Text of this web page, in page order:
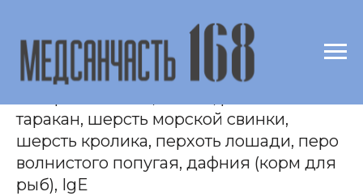
Бытовые аллергены, панель 2 (8
таракан, шерсть морской свинки,
шерсть кролика, перхоть лошади, перо
волнистого попугая, дафния (корм для
рыб), IgE